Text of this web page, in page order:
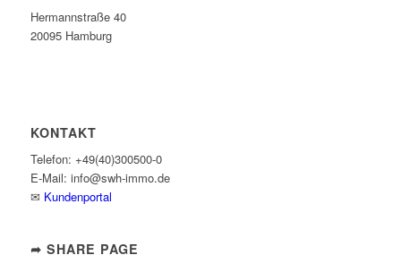
Hermannstraße 40
20095 Hamburg
KONTAKT
Telefon: +49(40)300500-0
E-Mail: info@swh-immo.de
✉ Kundenportal
➦ SHARE PAGE